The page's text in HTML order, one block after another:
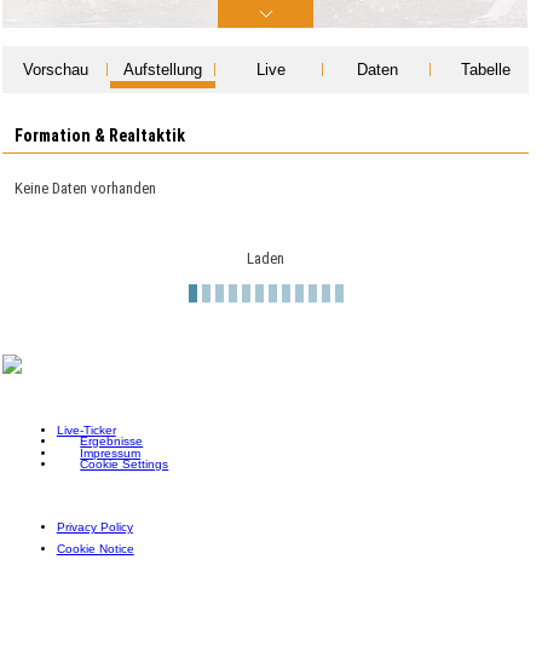
Vorschau Aufstellung Live Daten Tabelle
Formation & Realtaktik
Keine Daten vorhanden
Laden
Live-Ticker
Ergebnisse
Impressum
Cookie Settings
Privacy Policy
Cookie Notice